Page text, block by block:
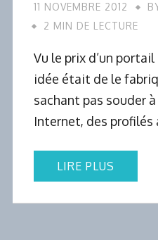
11 NOVEMBRE 2012
2 MIN DE LECTURE
Vu le prix d’un
idée était de le
sachant pas souder à
Internet, des profilés
LIRE PLUS